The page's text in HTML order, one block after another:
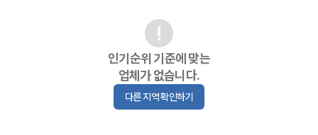
인기순위 기준에 맞는
업체가 없습니다.
다른 지역 확인하기